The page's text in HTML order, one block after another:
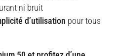
ni bruit
d’utilisation pour tous